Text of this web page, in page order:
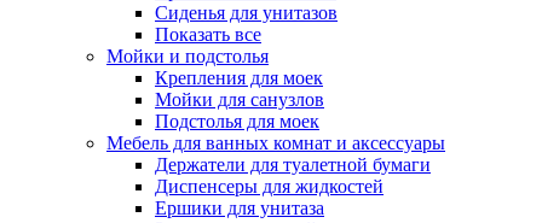
Сиденья для унитазов
Показать все
Мойки и подстолья
Крепления для моек
Мойки для санузлов
Подстолья для моек
Мебель для ванных комнат и аксессуары
Держатели для туалетной бумаги
Диспенсеры для жидкостей
Ершики для унитаза